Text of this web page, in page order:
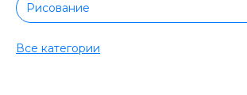
Рисование
Актерское мастерство
Все категории